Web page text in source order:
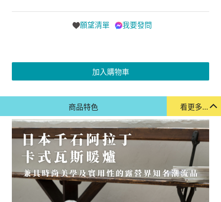
願望清單 我要發問
加入購物車
看更多...
商品特色